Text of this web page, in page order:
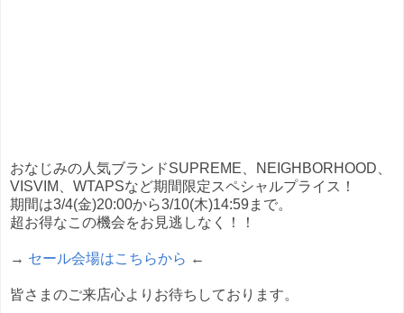
おなじみの人気ブランドSUPREME、NEIGHBORHOOD、
VISVIM、WTAPSなど期間限定スペシャルプライス！
期間は3/4(金)20:00から3/10(木)14:59まで。
超お得なこの機会をお見逃しなく！！
→ セール会場はこちらから ←
皆さまのご来店心よりお待ちしております。